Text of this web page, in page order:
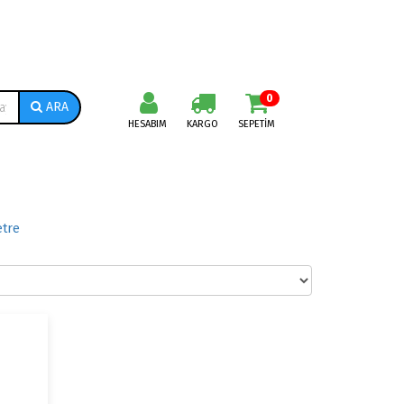
ARA
HESABIM KARGO SEPETIM
0